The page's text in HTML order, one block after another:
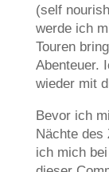
(self
werde ich
Touren
Abenteuer.
wieder mit
Bevor ich
Nächte des
ich mich